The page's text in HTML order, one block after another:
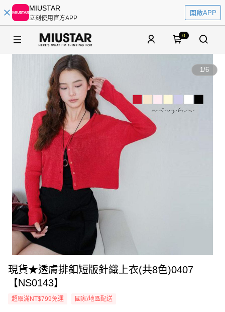
MIUSTAR
立刻使用官方APP
開啟APP
0
1/6
現貨★透膚排釦短版針織上衣(共8色)0407
【NS0143】
超取滿NT$799免運 國家/地區配送